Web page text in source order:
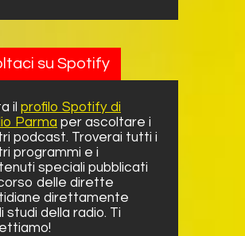
su Spotify
il profilo Spotify di
Parma per ascoltare i
podcast. Troverai tutti i
programmi e i
speciali pubblicati
delle dirette
direttamente
studi della radio. Ti